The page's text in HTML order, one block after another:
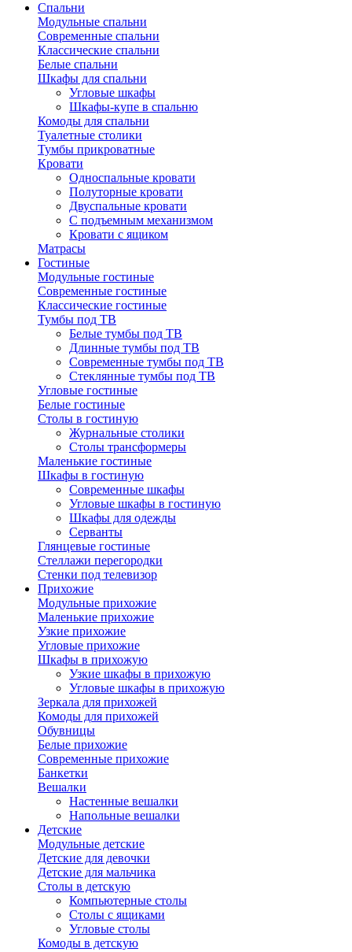
Спальни
Модульные спальни
Современные спальни
Классические спальни
Белые спальни
Шкафы для спальни
Угловые шкафы
Шкафы-купе в спальню
Комоды для спальни
Туалетные столики
Тумбы прикроватные
Кровати
Односпальные кровати
Полуторные кровати
Двуспальные кровати
С подъемным механизмом
Кровати с ящиком
Матрасы
Гостиные
Модульные гостиные
Современные гостиные
Классические гостиные
Тумбы под ТВ
Белые тумбы под ТВ
Длинные тумбы под ТВ
Современные тумбы под ТВ
Стеклянные тумбы под ТВ
Угловые гостиные
Белые гостиные
Столы в гостиную
Журнальные столики
Столы трансформеры
Маленькие гостиные
Шкафы в гостиную
Современные шкафы
Угловые шкафы в гостиную
Шкафы для одежды
Серванты
Глянцевые гостиные
Стеллажи перегородки
Стенки под телевизор
Прихожие
Модульные прихожие
Маленькие прихожие
Узкие прихожие
Угловые прихожие
Шкафы в прихожую
Узкие шкафы в прихожую
Угловые шкафы в прихожую
Зеркала для прихожей
Комоды для прихожей
Обувницы
Белые прихожие
Современные прихожие
Банкетки
Вешалки
Настенные вешалки
Напольные вешалки
Детские
Модульные детские
Детские для девочки
Детские для мальчика
Столы в детскую
Компьютерные столы
Столы с ящиками
Угловые столы
Комоды в детскую